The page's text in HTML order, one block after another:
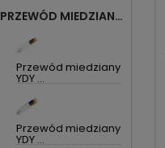
PRZEWÓD MIEDZIANY YDYP DRUT 3X1,5MM2 ŻO 450/750V
Przewód miedziany
YDY ...
Przewód miedziany
YDY ...